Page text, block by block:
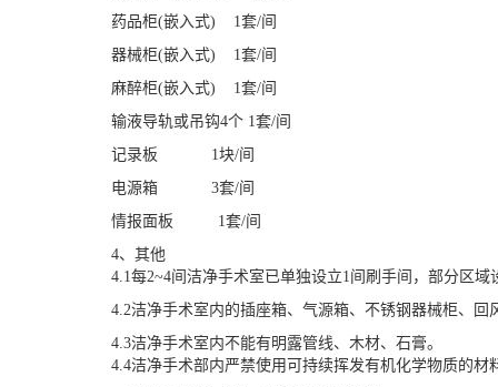
药品柜(嵌入式) 1套/间
器械柜(嵌入式) 1套/间
麻醉柜(嵌入式) 1套/间
输液导轨或吊钩4个 1套/间
记录板 1块/间
电源箱 3套/间
情报面板 1套/间
4、其他
4.1每2~4间洁净手术室已单独设立1间刷手间，部分区
4.2洁净手术室内的插座箱、气源箱、不锈钢器械柜、回
4.3洁净手术室内不能有明露管线、木材、石膏。
4.4洁净手术部内严禁使用可持续挥发有机化学物质的材